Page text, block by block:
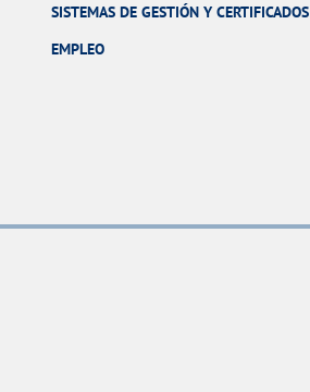
SISTEMAS DE GESTIÓN Y CERTIFICADOS
EMPLEO